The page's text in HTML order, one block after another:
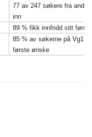
77 av 247 søkere fra
inn
89 % fikk innfridd sitt
85 % av søkerne på Vg1
første ønske